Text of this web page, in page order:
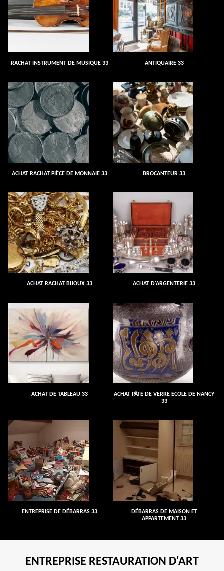
RACHAT INSTRUMENT DE MUSIQUE 33 ANTIQUAIRE 33
ACHAT RACHAT PIÈCE DE MONNAIE 33 BROCANTEUR 33
ACHAT RACHAT BIJOUX 33 ACHAT D'ARGENTERIE 33
ACHAT DE TABLEAU 33
ACHAT PÂTE DE VERRE ECOLE DE NANCY
33
ENTREPRISE DE DÉBARRAS 33
DÉBARRAS DE MAISON ET
APPARTEMENT 33
ENTREPRISE RESTAURATION D'ART